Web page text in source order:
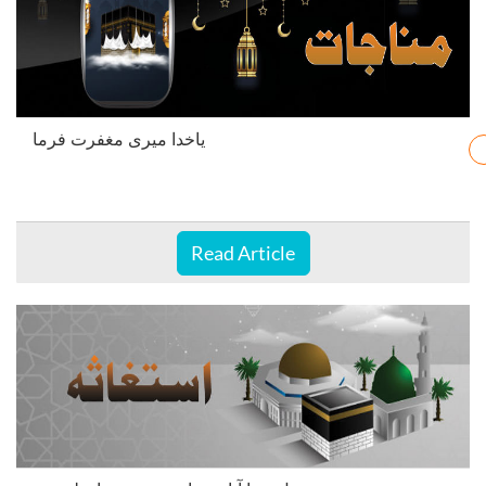
یاخدا میری مغفرت فرما
Read Article